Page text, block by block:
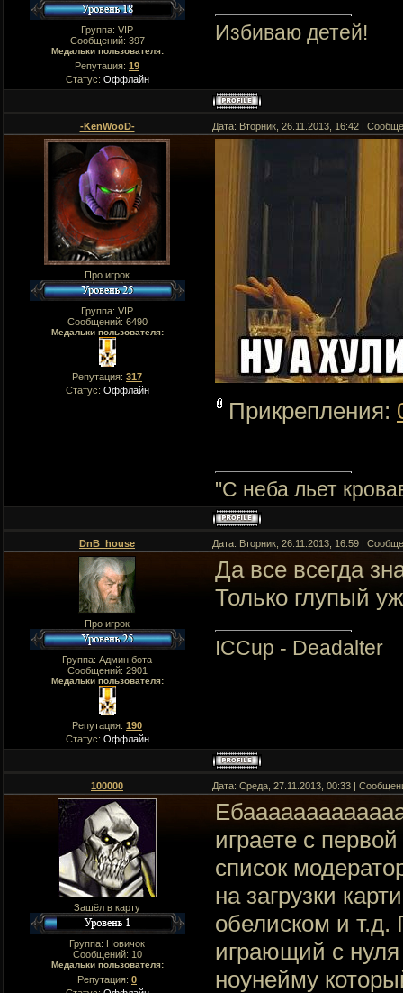
Группа: VIP
Сообщений: 397
Медальки пользователя:
Репутация: 19
Статус: Оффлайн
Избиваю детей!
-KenWooD- Дата: Вторник, 26.11.2013, 16:42 |
Про игрок
Группа: VIP
Сообщений: 6490
Медальки пользователя:
Репутация: 317
Статус: Оффлайн
Прикрепления:
"C неба льет
DnB_house Дата: Вторник, 26.11.2013, 16:59 |
Про игрок
Группа: Админ бота
Сообщений: 2901
Медальки пользователя:
Репутация: 190
Статус: Оффлайн
Да все всегда
Только глупый
ICCup - Deadalter
100000 Дата: Среда, 27.11.2013, 00:33 |
Зашёл в карту
Группа: Новичок
Сообщений: 10
Медальки пользователя:
Репутация: 0
играете с
список
на загрузки
обелиском и
играющий с нуля
ноунейму